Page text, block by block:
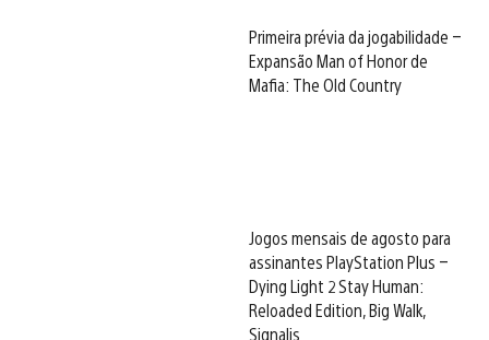
Primeira prévia da jogabilidade –
Expansão Man of Honor de
Mafia: The Old Country
Jogos mensais de agosto para
assinantes PlayStation Plus –
Dying Light 2 Stay Human:
Reloaded Edition, Big Walk,
Signalis